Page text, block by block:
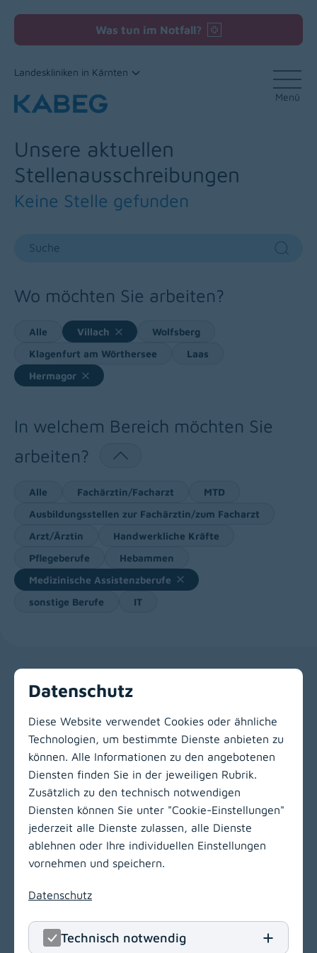
Was tun im Notfall?
Landeskliniken in Kärnten
Menü
Unsere aktuellen
Stellenausschreibungen
Keine Stelle gefunden
Suche
Wo möchten Sie arbeiten?
Alle Villach
Wolfsberg
Klagenfurt am Wörthersee
Laas
Hermagor
In welchem Bereich möchten Sie
arbeiten?
Alle Fachärztin/Facharzt
MTD
Ausbildungsstellen zur Fachärztin/zum Facharzt
Arzt/Ärztin
Handwerkliche Kräfte
Pflegeberufe
Hebammen
Medizinische Assistenzberufe
sonstige Berufe
IT
Keine Stelle gefunden
Zur Hauptnavigation
LinkedIn
(opens in
KABEG Management
Kraßniggstraße 15
9020 Klagenfurt am Wörthersee
T+43 463 55212
Eoffice[at]kabeg.at
Datenschutz
Diese Website verwendet Cookies oder ähnliche
Technologien, um bestimmte Dienste anbieten zu
können. Alle Informationen zu den angebotenen
Diensten finden Sie in der jeweiligen Rubrik.
Zusätzlich zu den technisch notwendigen
Diensten können Sie unter "Cookie-Einstellungen"
jederzeit alle Dienste zulassen, alle Dienste
ablehnen oder Ihre individuellen Einstellungen
vornehmen und speichern.
Datenschutz
Technisch notwendig